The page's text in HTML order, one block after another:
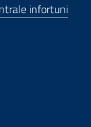
infortuni